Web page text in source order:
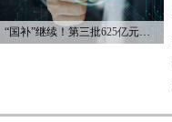
“国补”继续！第三批625亿元资金已下达